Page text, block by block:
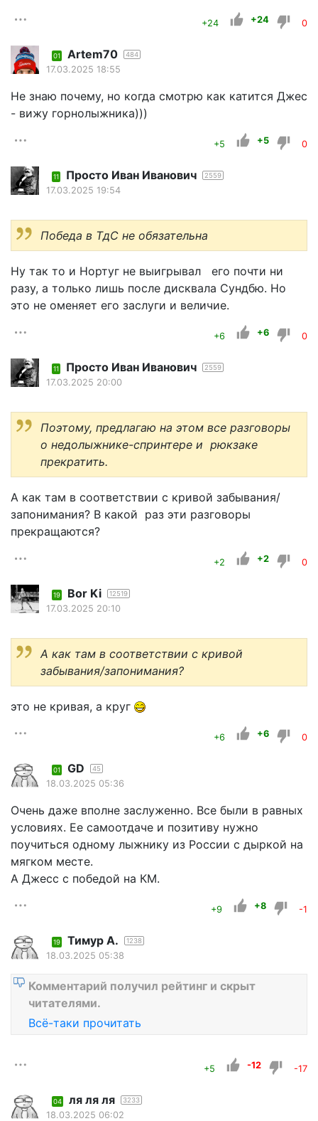
+24 +24 0
01 Artem70 484
17.03.2025 18:55
Не знаю почему, но когда смотрю как катится Джес
- вижу горнолыжника)))
+5 +5 0
11 Просто Иван Иванович 2559
17.03.2025 19:54
Победа в ТдС не обязательна
Ну так то и Нортуг не выигрывал его почти ни
разу, а только лишь после дисквала Сундбю. Но
это не оменяет его заслуги и величие.
+6 +6 0
11 Просто Иван Иванович 2559
17.03.2025 20:00
Поэтому, предлагаю на этом все разговоры
о недолыжнике-спринтере и рюкзаке
прекратить.
А как там в соответствии с кривой забывания/
запонимания? В какой раз эти разговоры
прекращаются?
+2 +2 0
19 Bor Ki 12519
17.03.2025 20:10
А как там в соответствии с кривой
забывания/запонимания?
это не кривая, а круг
+6 +6 0
01 GD 45
18.03.2025 05:36
Очень даже вполне заслуженно. Все были в равных
условиях. Ее самоотдаче и позитиву нужно
поучиться одному лыжнику из России с дыркой на
мягком месте.
А Джесс с победой на КМ.
+9 +8 -1
19 Тимур А. 1238
18.03.2025 05:38
Комментарий получил рейтинг и скрыт
читателями.
Всё-таки прочитать
+5 -12 -17
04 ля ля ля 3233
18.03.2025 06:02